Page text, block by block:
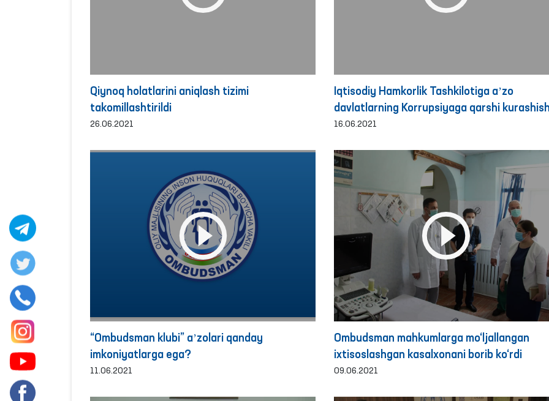
Qiynoq holatlarini aniqlash tizimi
takomillashtirildi
26.06.2021
Iqtisodiy Hamkorlik Tashkilotiga aʼzo
davlatlarning Korrupsiyaga qarshi
idoralari rahbarlari va Ombudsmanlarining
16.06.2021
“Ombudsman klubi” aʼzolari qanday
imkoniyatlarga ega?
11.06.2021
Ombudsman mahkumlarga mo‘ljallangan
ixtisoslashgan kasalxonani borib ko‘rdi
09.06.2021